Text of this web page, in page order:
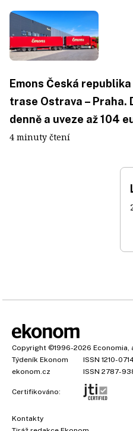
Emons Česká
trase Ostrava – Praha.
denně a uveze až 104
4 minuty čtení
Copyright ©1996-2026 Economia,
Týdeník Ekonom
ISSN 1210-
ekonom.cz
ISSN 2787-
Certifikováno:
Kontakty